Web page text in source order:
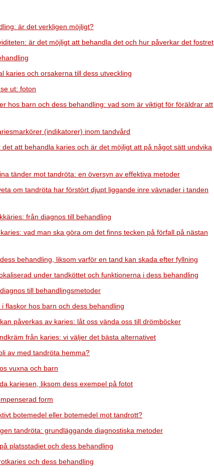
är det verkligen möjligt?
är det möjligt att behandla det och hur påverkar det fostret
karies och orsakerna till dess utveckling
ut: foton
hos barn och dess behandling: vad som är viktigt för föräldrar att
(indikatorer) inom tandvård
det att behandla karies och är det möjligt att på något sätt undvika
tänder mot tandröta: en översyn av effektiva metoder
om tandröta har förstört djupt liggande inre vävnader i tanden
från diagnos till behandling
vad man ska göra om det finns tecken på förfall på nästan
behandling, liksom varför en tand kan skada efter fyllning
under tandköttet och funktionerna i dess behandling
till behandlingsmetoder
flaskor hos barn och dess behandling
påverkas av karies: låt oss vända oss till drömböcker
från karies: vi väljer det bästa alternativet
av med tandröta hemma?
vuxna och barn
kariesen, liksom dess exempel på fotot
form
botemedel eller botemedel mot tandrott?
tandröta: grundläggande diagnostiska metoder
platsstadiet och dess behandling
och dess behandling